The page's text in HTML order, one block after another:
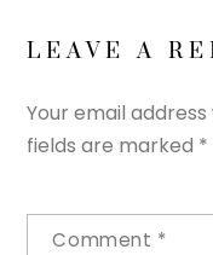
LEAVE A
Your email
fields are marked *
Comment *